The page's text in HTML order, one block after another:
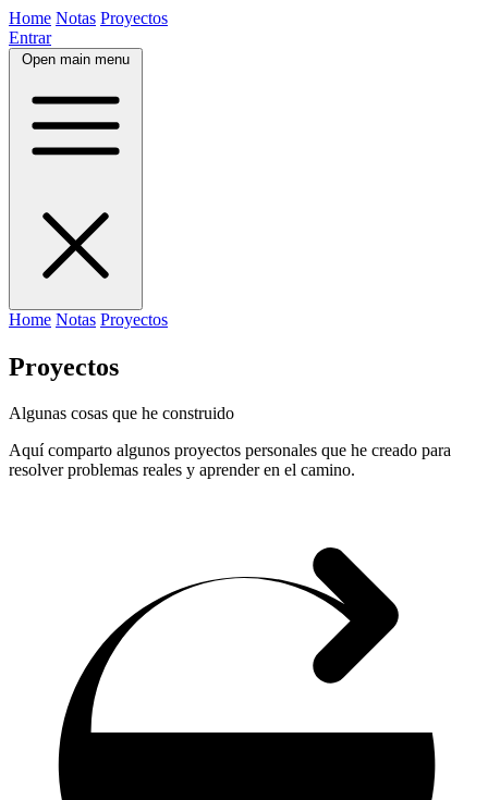
Home Notas Proyectos
Entrar
Open main menu
Home Notas Proyectos
Proyectos
Algunas cosas que he construido
Aquí comparto algunos proyectos personales que he creado para
resolver problemas reales y aprender en el camino.